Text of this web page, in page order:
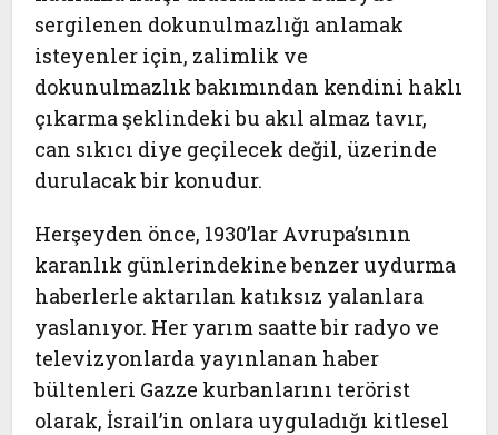
sergilenen dokunulmazlığı anlamak
isteyenler için, zalimlik ve
dokunulmazlık bakımından kendini haklı
çıkarma şeklindeki bu akıl almaz tavır,
can sıkıcı diye geçilecek değil, üzerinde
durulacak bir konudur.
Herşeyden önce, 1930’lar Avrupa’sının
karanlık günlerindekine benzer uydurma
haberlerle aktarılan katıksız yalanlara
yaslanıyor. Her yarım saatte bir radyo ve
televizyonlarda yayınlanan haber
bültenleri Gazze kurbanlarını terörist
olarak, İsrail’in onlara uyguladığı kitlesel